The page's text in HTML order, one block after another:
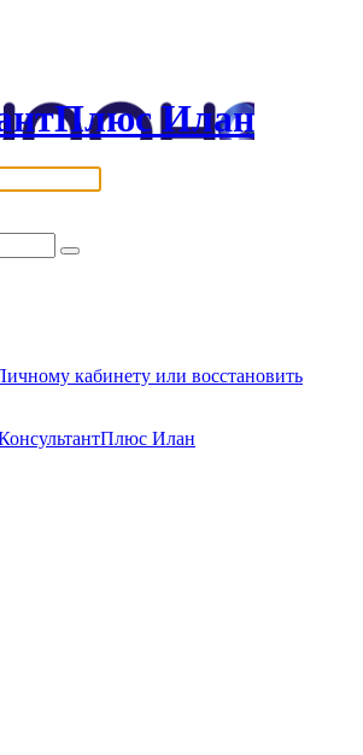
Илан
кабинету или восстановить
Илан